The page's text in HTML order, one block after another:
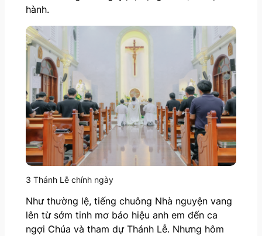
hành.
3 Thánh Lễ chính ngày
Như thường lệ, tiếng chuông Nhà nguyện vang
lên từ sớm tinh mơ báo hiệu anh em đến ca
ngợi Chúa và tham dự Thánh Lễ. Nhưng hôm